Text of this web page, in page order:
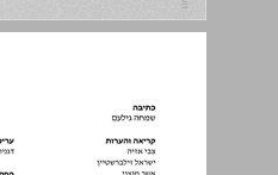
תוכן העניינים ... 3